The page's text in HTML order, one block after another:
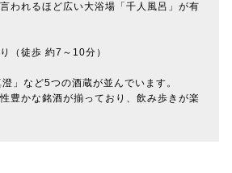
われるほど広い大浴場「千人風呂」が有
（徒歩 約7～10分）
」など5つの酒蔵が並んでいます。
豊かな銘酒が揃っており、飲み歩きが楽